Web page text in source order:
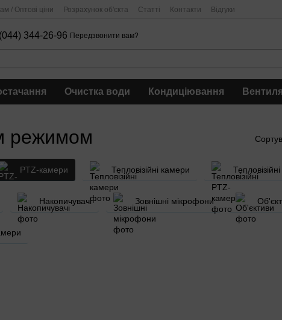
/ Оптові ціни Розрахунок об'єкта Статті Контакти Відгуки
(044) 344-26-96 Передзвонити вам?
Очистка води Кондиціювання
режимом
PTZ-камери Тепловізійні камери
Накопичувачі Зовнішні мікрофони